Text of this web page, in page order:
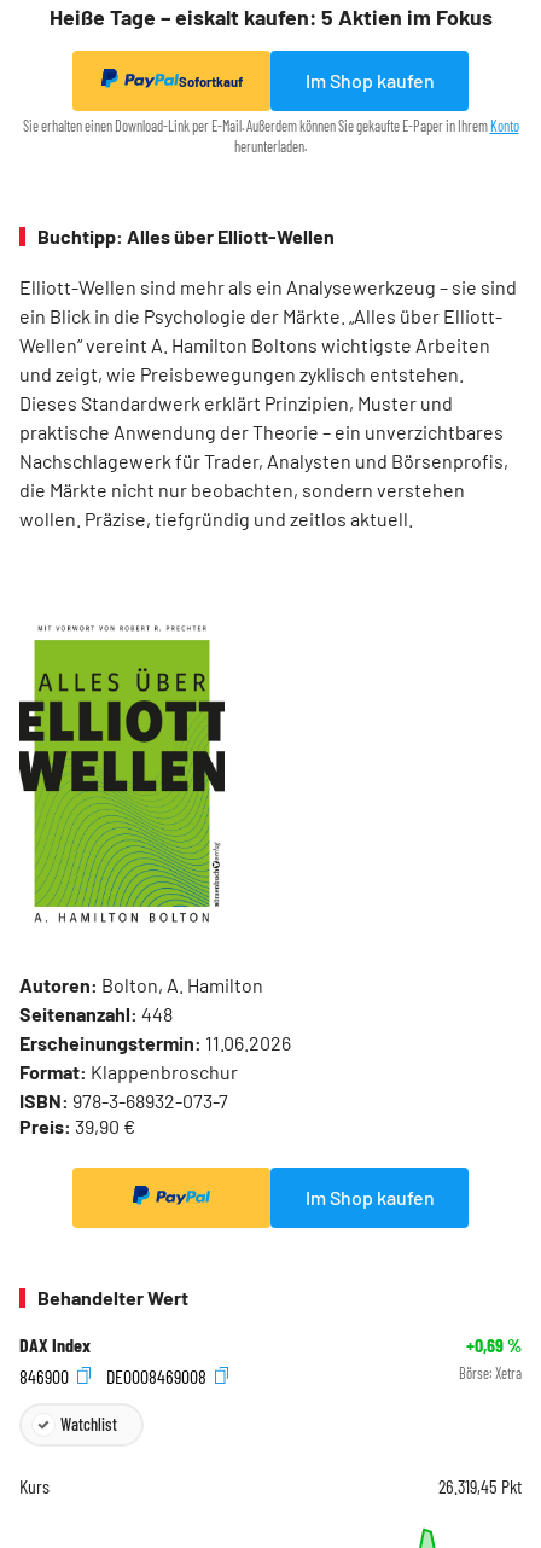
Heiße Tage – eiskalt kaufen: 5 Aktien im Fokus
Sofortkauf Im Shop kaufen
Sie erhalten einen Download-Link per E-Mail. Außerdem können Sie gekaufte E-Paper in Ihrem Konto
herunterladen.
Buchtipp: Alles über Elliott-Wellen
Elliott-Wellen sind mehr als ein Analysewerkzeug – sie sind
ein Blick in die Psychologie der Märkte. „Alles über Elliott-
Wellen“ vereint A. Hamilton Boltons wichtigste Arbeiten
und zeigt, wie Preisbewegungen zyklisch entstehen.
Dieses Standardwerk erklärt Prinzipien, Muster und
praktische Anwendung der Theorie – ein unverzichtbares
Nachschlagewerk für Trader, Analysten und Börsenprofis,
die Märkte nicht nur beobachten, sondern verstehen
wollen. Präzise, tiefgründig und zeitlos aktuell.
Autoren: Bolton, A. Hamilton
Seitenanzahl: 448
Erscheinungstermin: 11.06.2026
Format: Klappenbroschur
ISBN: 978-3-68932-073-7
Preis: 39,90 €
Im Shop kaufen
Behandelter Wert
DAX Index +0,69%
846900
DE0008469008 Börse: Xetra
Watchlist
Kurs 26.319,45 Pkt